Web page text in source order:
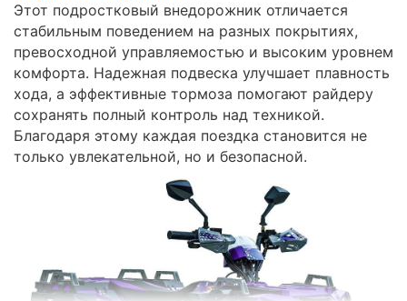
Этот подростковый внедорожник отличается
стабильным поведением на разных покрытиях,
превосходной управляемостью и высоким уровнем
комфорта. Надежная подвеска улучшает плавность
хода, а эффективные тормоза помогают райдеру
сохранять полный контроль над техникой.
Благодаря этому каждая поездка становится не
только увлекательной, но и безопасной.